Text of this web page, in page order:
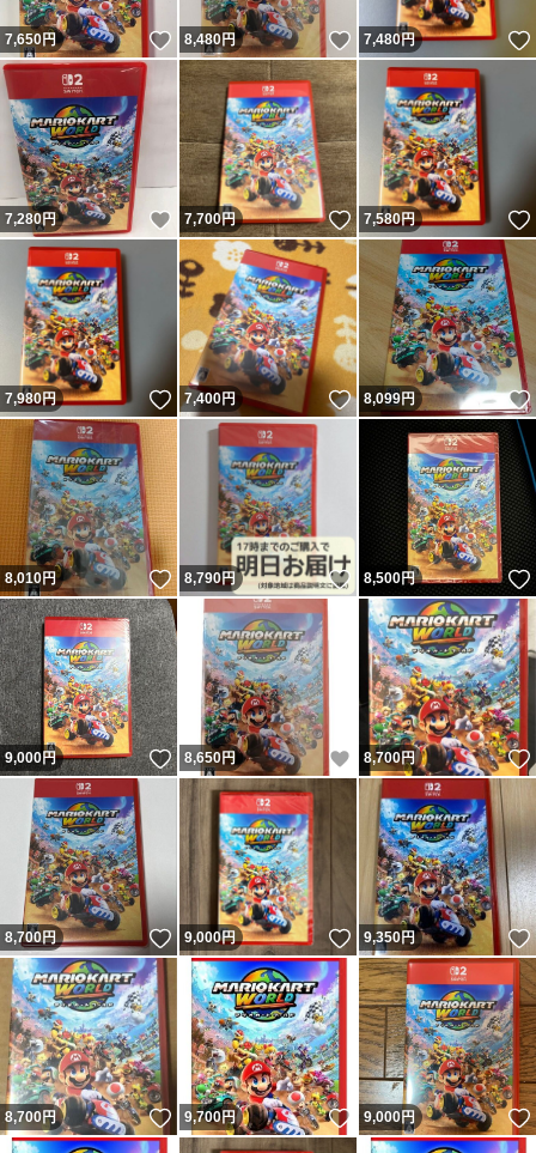
7,650円 いいね！
8,480円 いいね！
7,480円
7,280円 いいね！
7,700円 いいね！
7,580円
7,980円 いいね！
7,400円 いいね！
8,099円
8,010円 いいね！
8,790円 いいね！
8,500円
9,000円 いいね！
8,650円 いいね！
8,700円
8,700円 いいね！
9,000円 いいね！
9,350円
8,700円 いいね！
9,700円 いいね！
9,000円